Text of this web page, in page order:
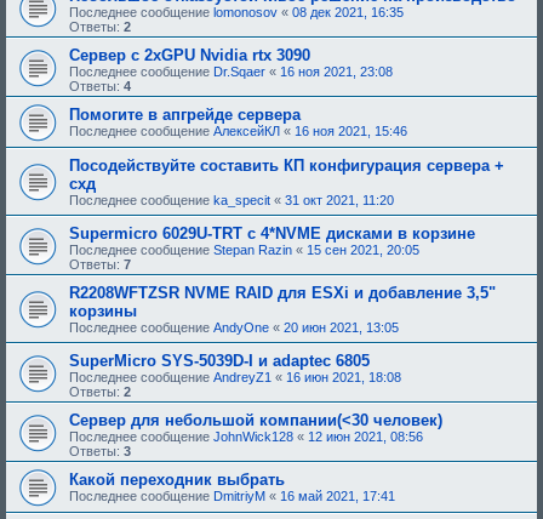
Последнее сообщение lomonosov « 08 дек 2021, 16:35
Ответы: 2
Сервер с 2xGPU Nvidia rtx 3090
Последнее сообщение Dr.Sqaer « 16 ноя 2021, 23:08
Ответы: 4
Помогите в апгрейде сервера
Последнее сообщение АлексейКЛ « 16 ноя 2021, 15:46
Посодействуйте составить КП конфигурация сервера +
схд
Последнее сообщение ka_specit « 31 окт 2021, 11:20
Supermicro 6029U-TRT c 4*NVME дисками в корзине
Последнее сообщение Stepan Razin « 15 сен 2021, 20:05
Ответы: 7
R2208WFTZSR NVME RAID для ESXi и добавление 3,5"
корзины
Последнее сообщение AndyOne « 20 июн 2021, 13:05
SuperMicro SYS-5039D-I и adaptec 6805
Последнее сообщение AndreyZ1 « 16 июн 2021, 18:08
Ответы: 2
Сервер для небольшой компании(<30 человек)
Последнее сообщение JohnWick128 « 12 июн 2021, 08:56
Ответы: 3
Какой переходник выбрать
Последнее сообщение DmitriyM « 16 май 2021, 17:41